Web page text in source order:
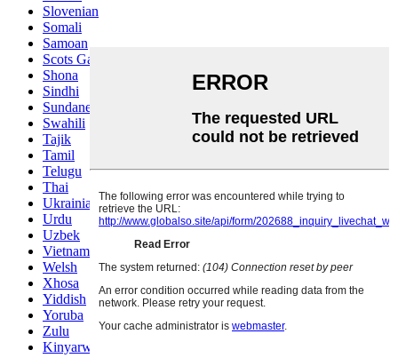
Slovenian
Somali
Samoan
Scots Gaelic
Shona
Sindhi
Sundanese
Swahili
Tajik
Tamil
Telugu
Thai
Ukrainian
Urdu
Uzbek
Vietnamese
Welsh
Xhosa
Yiddish
Yoruba
Zulu
Kinyarwanda